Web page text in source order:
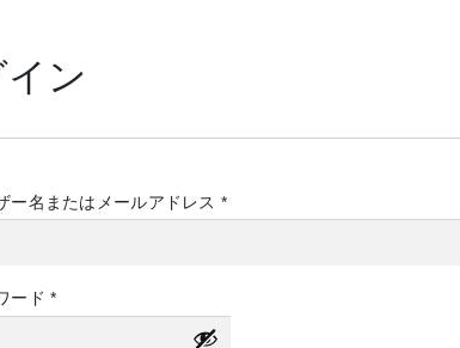
イン
ー名またはメールアドレス *必
ード*必
須